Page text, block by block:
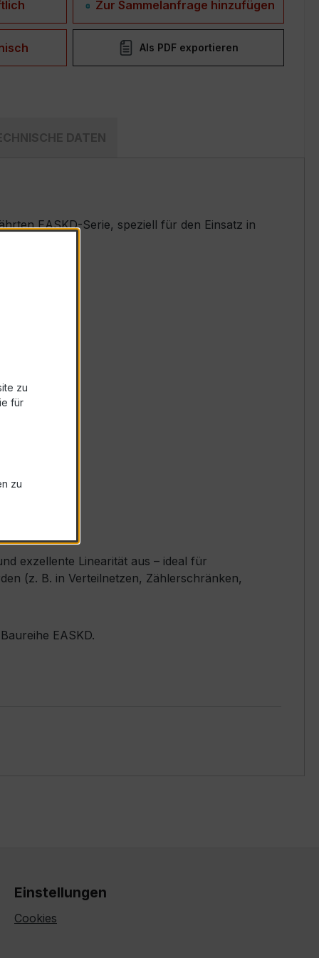
Zur Sammelanfrage hinzufügen
Als PDF exportieren
DATEN
EASKD-Serie, speziell für den Einsatz in
exzellente Linearität aus – ideal für
(z. B. in Verteilnetzen, Zählerschränken,
EASKD.
Einstellungen
Cookies
zu
für
zu